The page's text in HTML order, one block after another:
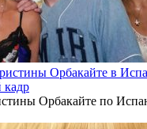
Орбакайте в
кадр
Орбакайте по